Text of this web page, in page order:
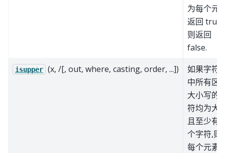
为每个元
返回
则返回
false.
isupper (x, /[, out, where, casting, order, ...])
如果字符
中所有区
大小写的
符均为大
且至少有
个字符,则
每个元素